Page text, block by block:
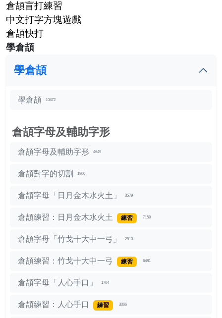
倉頡盲打練習
中文打字方塊遊戲
倉頡快打
學倉頡
學倉頡
學倉頡 10472
倉頡字母及輔助字形
倉頡字母及輔助字形 4649
倉頡對字的切割 1900
倉頡字母「日月金木水火土」 3579
倉頡練習：日月金木水火土 練習 7158
倉頡字母「竹戈十大中一弓」 2810
倉頡練習：竹戈十大中一弓 練習 6481
倉頡字母「人心手口」 1704
倉頡練習：人心手口 練習 3066